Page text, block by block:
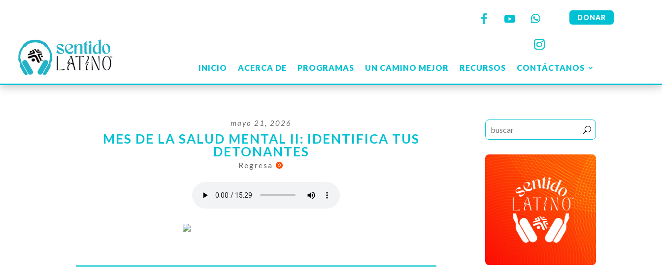
DONAR
INICIO ACERCA DE PROGRAMAS UN CAMINO MEJOR RECURSOS CONTÁCTANOS
mayo 21, 2026
MES DE LA SALUD MENTAL II: IDENTIFICA TUS
DETONANTES
Regresa 